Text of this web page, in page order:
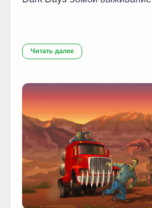
Читать далее